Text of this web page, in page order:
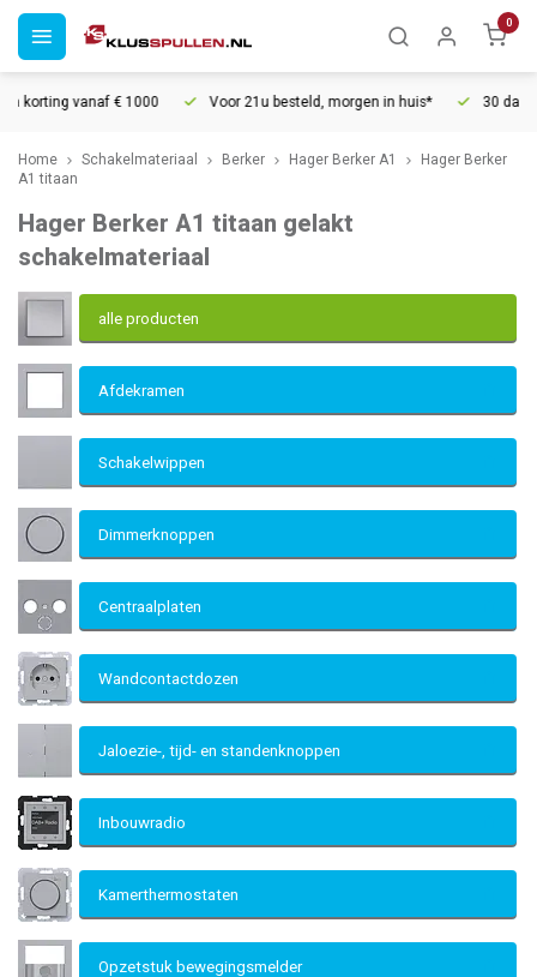
0
1000 Voor 21u besteld, morgen in huis* 30 dagen retourrecht
Home Schakelmateriaal Berker Hager Berker A1
Hager Berker
A1 titaan
Hager Berker A1 titaan gelakt
schakelmateriaal
alle producten
Afdekramen
Schakelwippen
Dimmerknoppen
Centraalplaten
Wandcontactdozen
Jaloezie-, tijd- en standenknoppen
Inbouwradio
Kamerthermostaten
Opzetstuk bewegingsmelder